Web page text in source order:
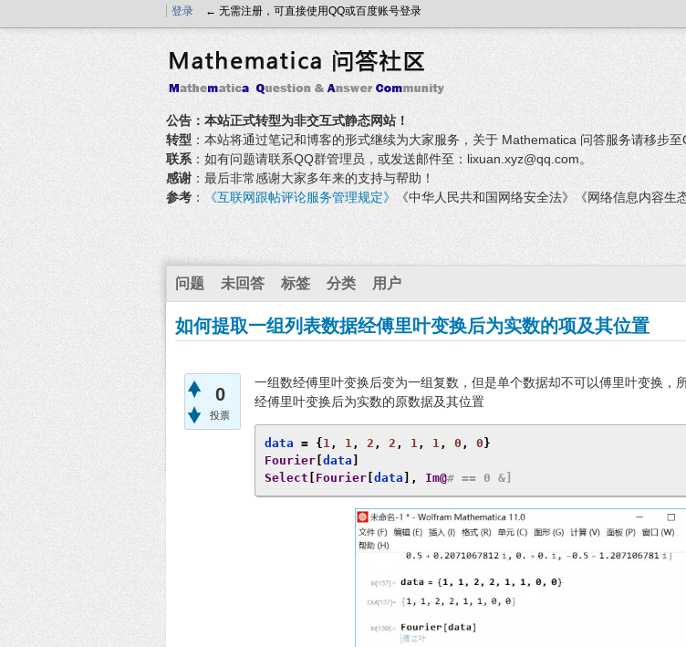
登录 ← 无需注册，可直接使用QQ或百度账号登录
公告：本站正式转型为非交互式静态网站！
转型 ：本站将通过笔记和博客的形式继续为大家服务，关于 Mathematica 问答服务请移步至
联系 ：如有问题请联系QQ群管理员，或发送邮件至：lixuan.xyz@qq.com。
感谢 ：最后非常感谢大家多年来的支持与帮助！
参考 ： 《互联网跟帖评论服务管理规定》 《中华人民共和国网络安全法》《网络信息内容生
问题 未回答 标签 分类 用户
如何提取一组列表数据经傅里叶变换后为实数的项及其位置
0
投票
一组数经傅里叶变换后变为一组复数，但是单个数据却不可以傅里叶变换，
经傅里叶变换后为实数的原数据及其位置
data = { 1 , 1 , 2 , 2 , 1 , 1 , 0 , 0 }
Fourier data
Select
Fourier data ], Im@# == 0 &]